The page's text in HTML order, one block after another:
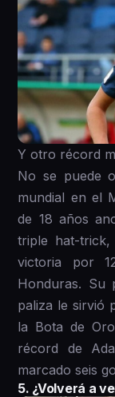
Y otro récord
No se puede
mundial en el
de 18 años
triple hat-
victoria por
Honduras. Su
paliza le sirvió
la Bota de
récord de
marcado seis
5. ¿Volverá a